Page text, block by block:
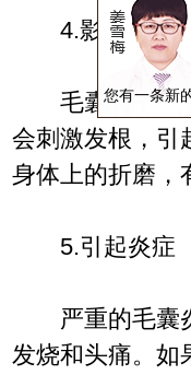
4.影响生活
毛囊炎的主观
会刺激发根，引
身体上的折磨，
5.引起炎症
严重的毛囊炎
发烧和头痛。如
您有一条新